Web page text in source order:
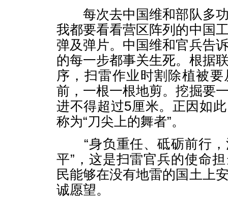
每次去中国维和部队多功
我都要看看营区阵列的中国
弹及弹片。中国维和官兵告
的每一步都事关生死。根据
序，扫雷作业时割除植被
前，一根一根地剪。挖掘要
进不得超过5厘米。正因如
称为“刀尖上的舞者”。
“身负重任、砥砺前行，
平”，这是扫雷官兵的使命
民能够在没有地雷的国土上
诚愿望。